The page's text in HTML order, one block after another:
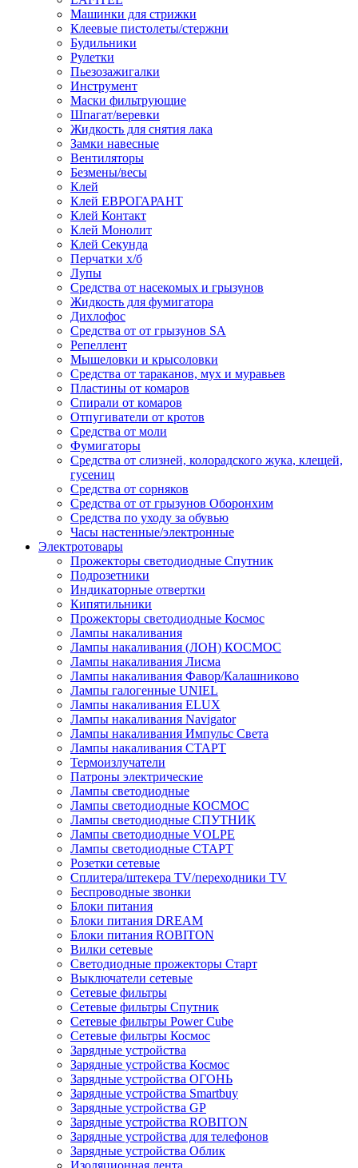
Машинки для стрижки
Клеевые пистолеты/стержни
Будильники
Рулетки
Пьезозажигалки
Инструмент
Маски фильтрующие
Шпагат/веревки
Жидкость для снятия лака
Замки навесные
Вентиляторы
Безмены/весы
Клей
Клей ЕВРОГАРАНТ
Клей Контакт
Клей Монолит
Клей Секунда
Перчатки х/б
Лупы
Средства от насекомых и грызунов
Жидкость для фумигатора
Дихлофос
Средства от от грызунов SA
Репеллент
Мышеловки и крысоловки
Средства от тараканов, мух и муравьев
Пластины от комаров
Спирали от комаров
Отпугиватели от кротов
Средства от моли
Фумигаторы
Средства от слизней, колорадского жука, клещей,
гусениц
Средства от сорняков
Средства от от грызунов Оборонхим
Средства по уходу за обувью
Часы настенные/электронные
Электротовары
Прожекторы светодиодные Спутник
Подрозетники
Индикаторные отвертки
Кипятильники
Прожекторы светодиодные Космос
Лампы накаливания
Лампы накаливания (ЛОН) КОСМОС
Лампы накаливания Лисма
Лампы накаливания Фавор/Калашниково
Лампы галогенные UNIEL
Лампы накаливания ELUX
Лампы накаливания Navigator
Лампы накаливания Импульс Света
Лампы накаливания СТАРТ
Термоизлучатели
Патроны электрические
Лампы светодиодные
Лампы светодиодные КОСМОС
Лампы светодиодные СПУТНИК
Лампы светодиодные VOLPE
Лампы светодиодные СТАРТ
Розетки сетевые
Cплитера/штекера TV/переходники TV
Беспроводные звонки
Блоки питания
Блоки питания DREAM
Блоки питания ROBITON
Вилки сетевые
Светодиодные прожекторы Старт
Выключатели сетевые
Сетевые фильтры
Сетевые фильтры Спутник
Сетевые фильтры Power Cube
Сетевые фильтры Космос
Зарядные устройства
Зарядные устройства Космос
Зарядные устройства ОГОНЬ
Зарядные устройства Smartbuy
Зарядные устройства GP
Зарядные устройства ROBITON
Зарядные устройства для телефонов
Зарядные устройства Облик
Изоляционная лента